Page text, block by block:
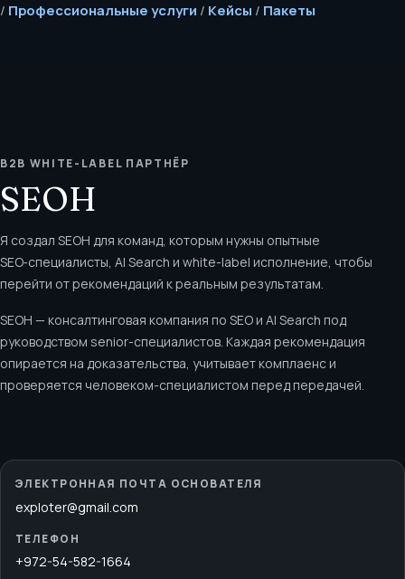
/ Профессиональные услуги / Кейсы / Пакеты
B2B WHITE-LABEL ПАРТНЁР
SEOH
Я создал SEOH для команд, которым нужны опытные
SEO‑специалисты, AI Search и white-label исполнение, чтобы
перейти от рекомендаций к реальным результатам.
SEOH — консалтинговая компания по SEO и AI Search под
руководством senior-специалистов. Каждая рекомендация
опирается на доказательства, учитывает комплаенс и
проверяется человеком-специалистом перед передачей.
ЭЛЕКТРОННАЯ ПОЧТА ОСНОВАТЕЛЯ
exploter@gmail.com
ТЕЛЕФОН
+972-54-582-1664